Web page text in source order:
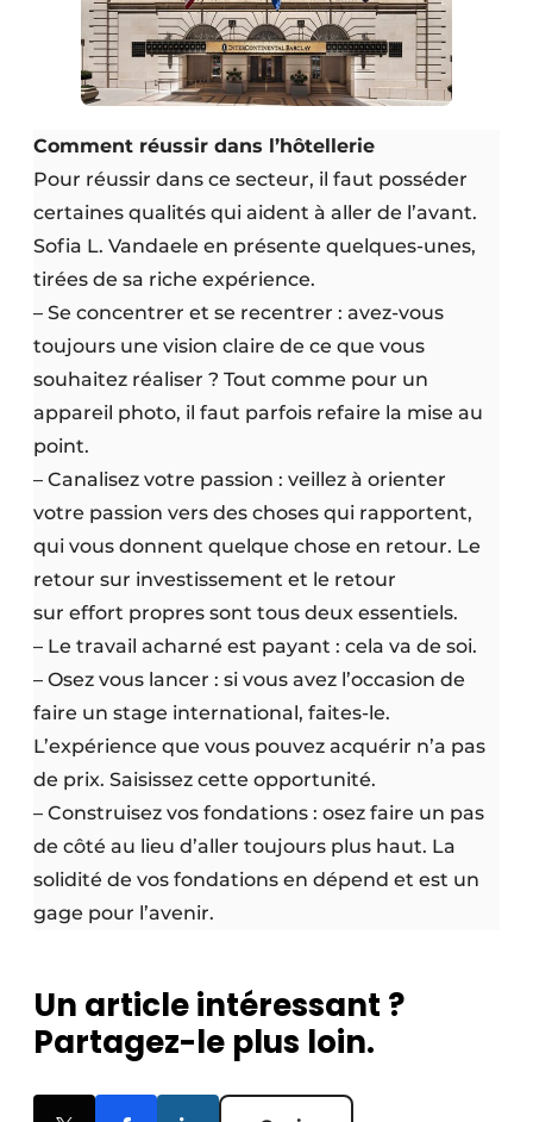
Comment réussir dans l’hôtellerie
Pour réussir dans ce secteur, il faut posséder
certaines qualités qui aident à aller de l’avant.
Sofia L. Vandaele en présente quelques-unes,
tirées de sa riche expérience.
– Se concentrer et se recentrer : avez-vous
toujours une vision claire de ce que vous
souhaitez réaliser ? Tout comme pour un
appareil photo, il faut parfois refaire la mise au
point.
– Canalisez votre passion : veillez à orienter
votre passion vers des choses qui rapportent,
qui vous donnent quelque chose en retour. Le
retour sur investissement et le retour
sur effort propres sont tous deux essentiels.
– Le travail acharné est payant : cela va de soi.
– Osez vous lancer : si vous avez l’occasion de
faire un stage international, faites-le.
L’expérience que vous pouvez acquérir n’a pas
de prix. Saisissez cette opportunité.
– Construisez vos fondations : osez faire un pas
de côté au lieu d’aller toujours plus haut. La
solidité de vos fondations en dépend et est un
gage pour l’avenir.
Un article intéressant ?
Partagez-le plus loin.